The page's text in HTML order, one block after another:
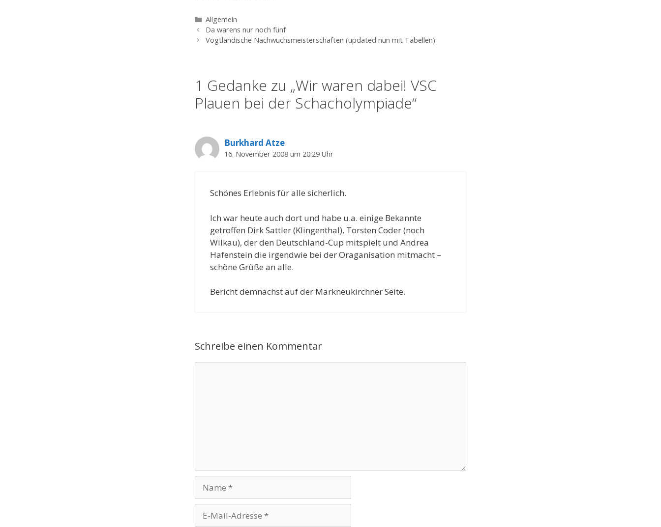
Kategorien
Allgemein
Da warens nur noch fünf
Vogtländische Nachwuchsmeisterschaften (updated nun mit Tabellen)
1 Gedanke zu „Wir waren dabei! VSC
Plauen bei der Schacholympiade“
Burkhard Atze
16. November 2008 um 20:29 Uhr
Schönes Erlebnis für alle sicherlich.
Ich war heute auch dort und habe u.a. einige Bekannte
getroffen Dirk Sattler (Klingenthal), Torsten Coder (noch
Wilkau), der den Deutschland-Cup mitspielt und Andrea
Hafenstein die irgendwie bei der Oraganisation mitmacht –
schöne Grüße an alle.
Bericht demnächst auf der Markneukirchner Seite.
Schreibe einen Kommentar
Mail-